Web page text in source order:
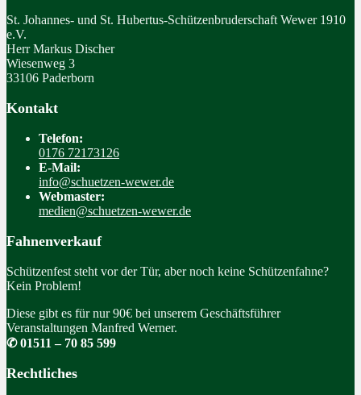
St. Johannes- und St. Hubertus-Schützenbruderschaft Wewer 1910
e.V.
Herr Markus Discher
Wiesenweg 3
33106 Paderborn
Kontakt
Telefon:
0176 72173126
E-Mail:
info@schuetzen-wewer.de
Webmaster:
medien@schuetzen-wewer.de
Fahnenverkauf
Schützenfest steht vor der Tür, aber noch keine Schützenfahne?
Kein Problem!
Diese gibt es für nur 90€ bei unserem Geschäftsführer
Veranstaltungen Manfred Werner.
✆ 01511 – 70 85 599
Rechtliches